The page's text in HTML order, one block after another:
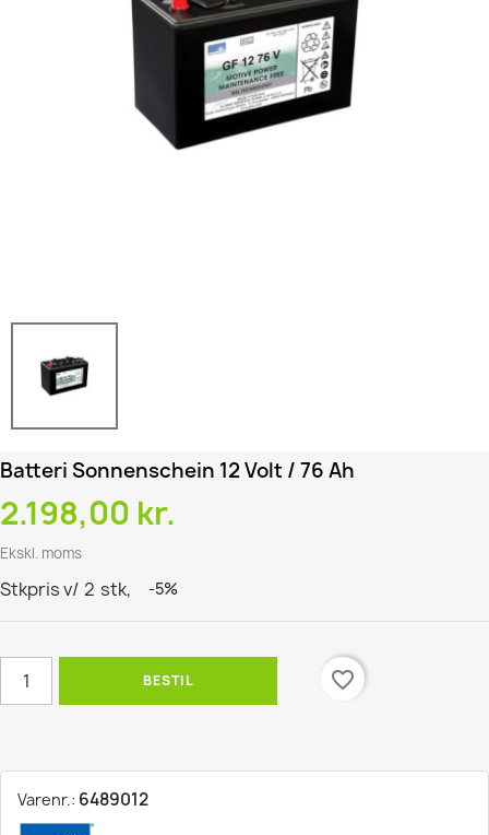
Batteri Sonnenschein 12 Volt / 76 Ah
2.198,00 kr.
Ekskl. moms
Stkpris v/ 2 stk, -5%
BESTIL favorite_border
Varenr.: 6489012